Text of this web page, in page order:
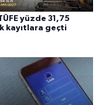
yüzde 31,75
kayıtlara geçti